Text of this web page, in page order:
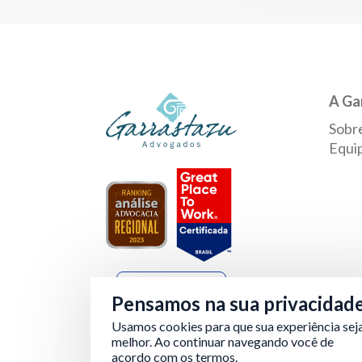
A
Pensamos na sua
Usamos cookies para que sua experiência
melhor. Ao continuar navegando você de
acordo com os termos.